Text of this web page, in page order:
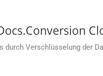
Verschlüsselung der